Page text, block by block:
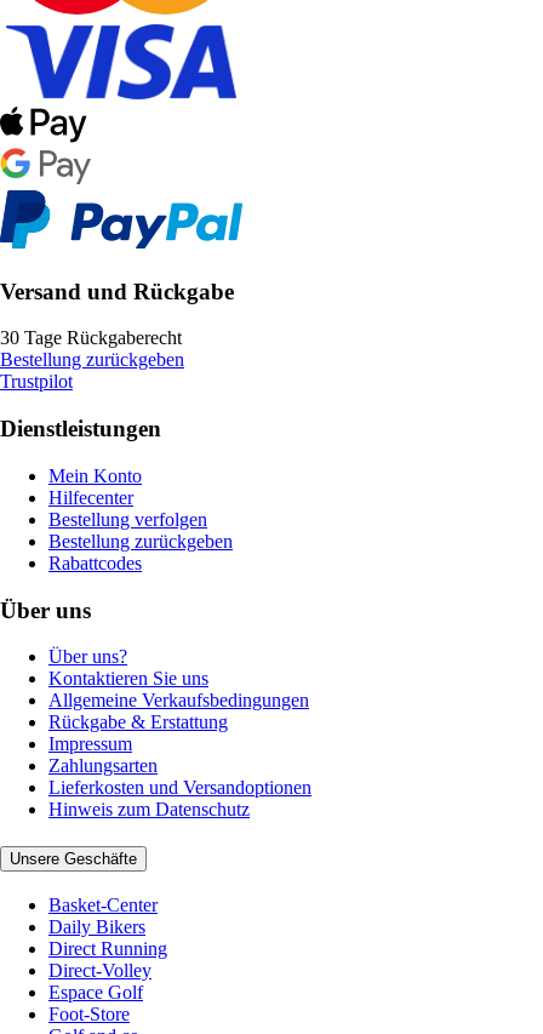
Versand und Rückgabe
30 Tage Rückgaberecht
Bestellung zurückgeben
Trustpilot
Dienstleistungen
Mein Konto
Hilfecenter
Bestellung verfolgen
Bestellung zurückgeben
Rabattcodes
Über uns
Über uns?
Kontaktieren Sie uns
Allgemeine Verkaufsbedingungen
Rückgabe & Erstattung
Impressum
Zahlungsarten
Lieferkosten und Versandoptionen
Hinweis zum Datenschutz
Unsere Geschäfte
Basket-Center
Daily Bikers
Direct Running
Direct-Volley
Espace Golf
Foot-Store